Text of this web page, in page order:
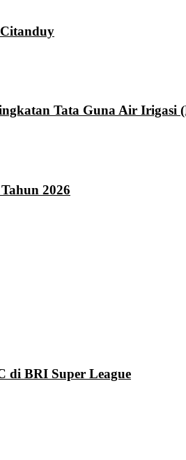
Tata Guna Air Irigasi
2026
di BRI Super League